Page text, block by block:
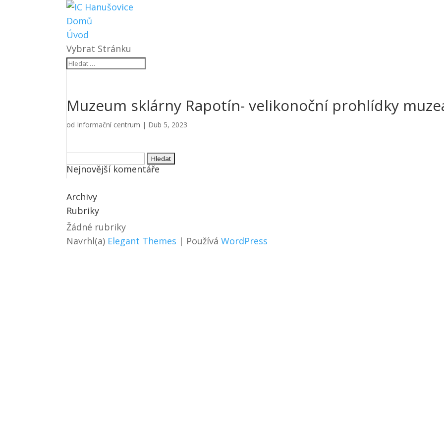
Domů
Úvod
Vybrat Stránku
Muzeum sklárny Rapotín- velikonoční prohlídky
od Informační centrum | Dub 5, 2023
Vyhledávání
Nejnovější komentáře
Archivy
Rubriky
Žádné rubriky
Navrhl(a) Elegant Themes | PoužíváWordPress